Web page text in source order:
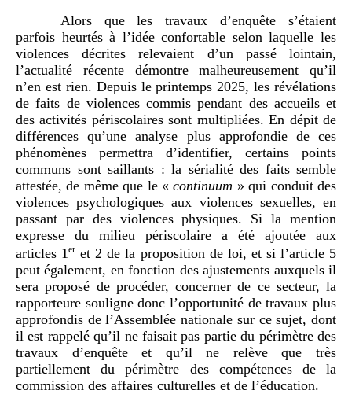
Alors que les travaux d’enquête s’étaient
parfois heurtés à l’idée confortable selon laquelle les
violences décrites relevaient d’un passé lointain,
l’actualité récente démontre malheureusement qu’il
n’en est rien. Depuis le printemps 2025, les révélations
de faits de violences commis pendant des accueils et
des activités périscolaires sont multipliées. En dépit de
différences qu’une analyse plus approfondie de ces
phénomènes permettra d’identifier, certains points
communs sont saillants : la sérialité des faits semble
attestée, de même que le «continuum » qui conduit des
violences psychologiques aux violences sexuelles, en
passant par des violences physiques. Si la mention
expresse du milieu périscolaire a été ajoutée aux
articles 1er et 2 de la proposition de loi, et si l’article 5
peut également, en fonction des ajustements auxquels il
sera proposé de procéder, concerner de ce secteur, la
rapporteure souligne donc l’opportunité de travaux plus
approfondis de l’Assemblée nationale sur ce sujet, dont
il est rappelé qu’il ne faisait pas partie du périmètre des
travaux d’enquête et qu’il ne relève que très
partiellement du périmètre des compétences de la
commission des affaires culturelles et de l’éducation.